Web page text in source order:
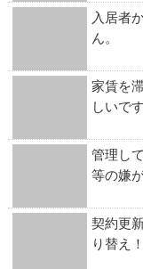
入居者
ん。
家賃を
しいです
管理し
等の嫌
契約更
り替え